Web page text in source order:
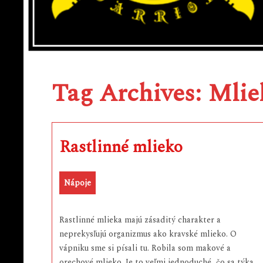
Tag Archives:
Rastlinné mlieko
Nápoje
Rastlinné mlieka majú zásaditý charakter a
neprekysľujú organizmus ako kravské mlieko. O
vápniku sme si písali tu. Robila som makové a